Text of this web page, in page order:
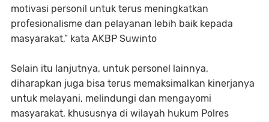
motivasi personil untuk terus meningkatkan
profesionalisme dan pelayanan lebih baik kepada
masyarakat,” kata AKBP Suwinto
Selain itu lanjutnya, untuk personel lainnya,
diharapkan juga bisa terus memaksimalkan kinerjanya
untuk melayani, melindungi dan mengayomi
masyarakat, khususnya di wilayah hukum Polres